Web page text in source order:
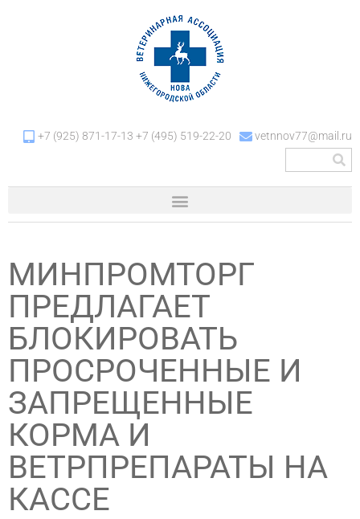
+7 (925) 871-17-13 +7 (495) 519-22-20 vetnnov77@mail.ru
МИНПРОМТОРГ
ПРЕДЛАГАЕТ
БЛОКИРОВАТЬ
ПРОСРОЧЕННЫЕ И
ЗАПРЕЩЕННЫЕ
КОРМА И
ВЕТРПРЕПАРАТЫ НА
КАССЕ